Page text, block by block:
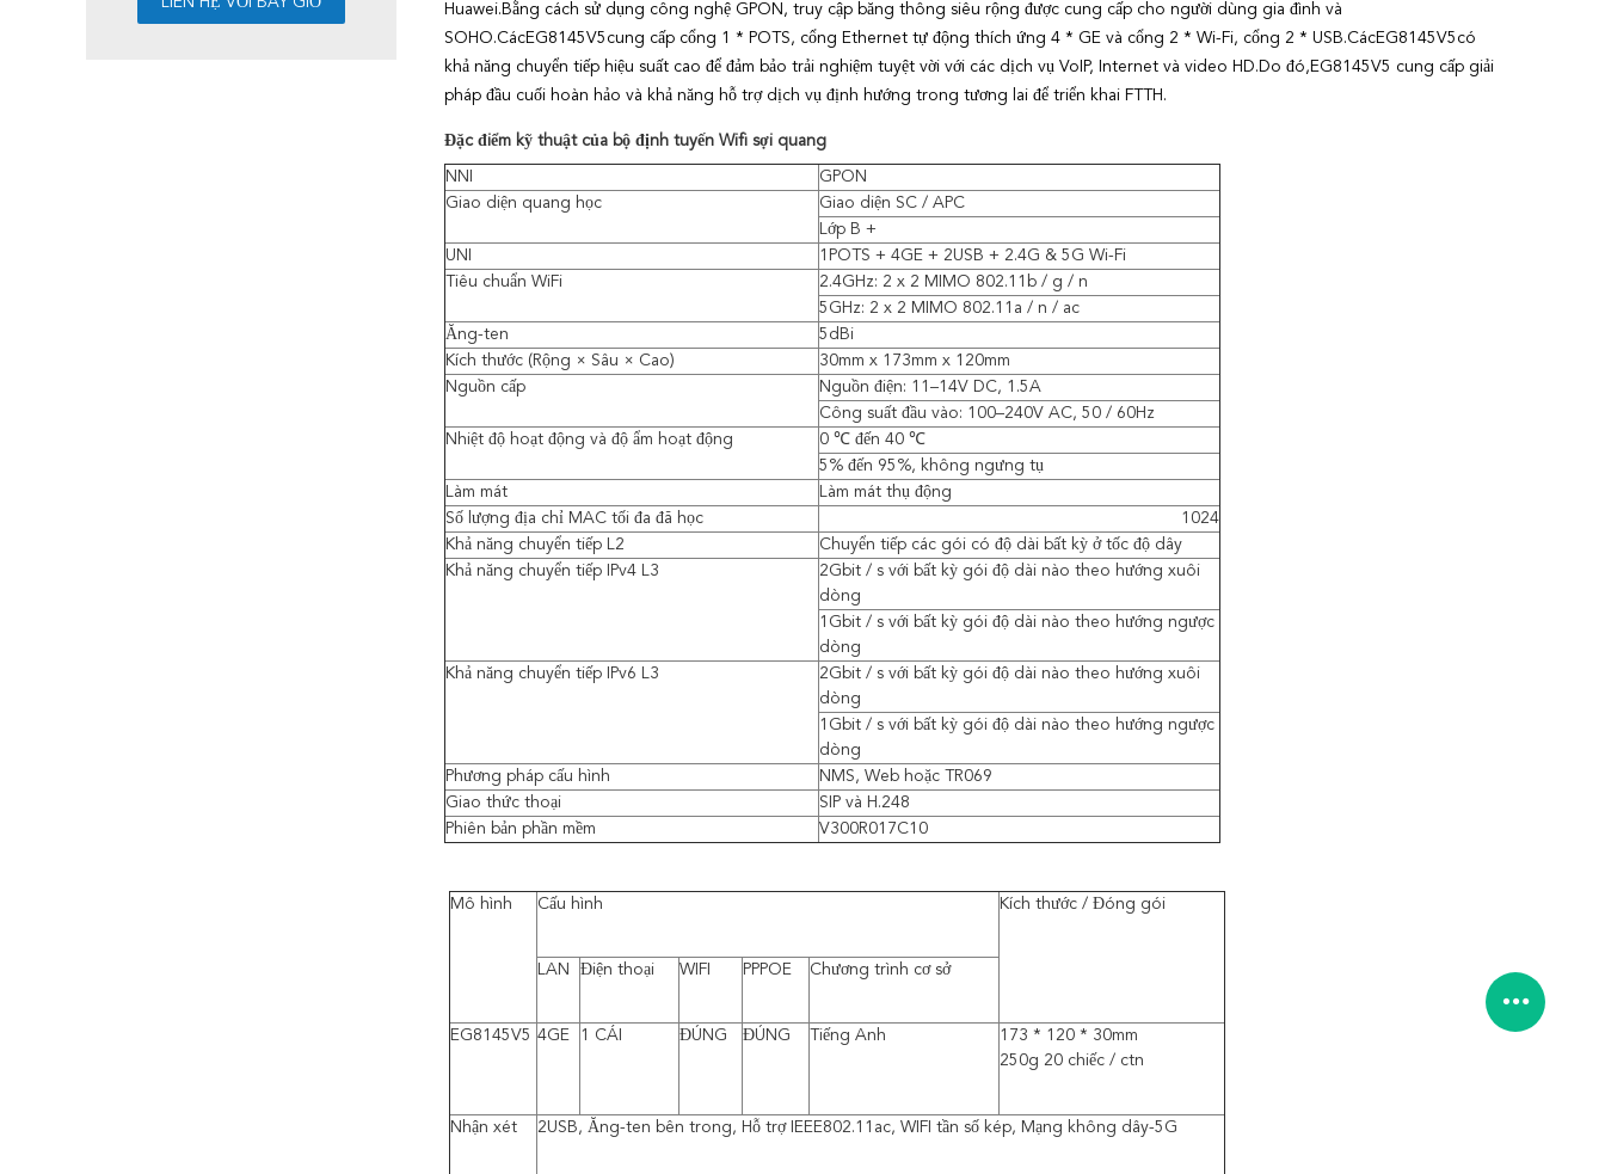
Huawei.Bằng cách sử dụng công nghệ GPON, truy cập băng thông siêu rộng được cung cấp cho người dùng gia đình và
SOHO.CácEG8145V5 cung cấp cổng 1 * POTS, cổng Ethernet tự động thích ứng 4 * GE và cổng 2 * Wi-Fi, cổng 2 * USB.CácEG8145V5 có
khả năng chuyển tiếp hiệu suất cao để đảm bảo trải nghiệm tuyệt vời với các dịch vụ VoIP, Internet và video HD.Do đó, EG8145V5 cung cấp giải
pháp đầu cuối hoàn hảo và khả năng hỗ trợ dịch vụ định hướng trong tương lai để triển khai FTTH.
Đặc điểm kỹ thuật của bộ định tuyến Wifi sợi quang
NNI
GPON
Giao diện quang học
Giao diện SC / APC
Lớp B +
UNI
1POTS + 4GE + 2USB + 2.4G & 5G Wi-Fi
Tiêu chuẩn WiFi
2.4GHz: 2 x 2 MIMO 802.11b / g / n
5GHz: 2 x 2 MIMO 802.11a / n / ac
Ăng-ten
5dBi
Kích thước (Rộng × Sâu × Cao)
30mm x 173mm x 120mm
Nguồn cấp
Nguồn điện: 11–14V DC, 1.5A
Công suất đầu vào: 100–240V AC, 50 / 60Hz
Nhiệt độ hoạt động và độ ẩm hoạt động
0 ℃ đến 40 ℃
5% đến 95%, không ngưng tụ
Làm mát
Làm mát thụ động
Số lượng địa chỉ MAC tối đa đã học
1024
Khả năng chuyển tiếp L2
Chuyển tiếp các gói có độ dài bất kỳ ở tốc độ dây
Khả năng chuyển tiếp IPv4 L3
2Gbit / s với bất kỳ gói độ dài nào theo hướng xuôi
dòng
1Gbit / s với bất kỳ gói độ dài nào theo hướng ngược
dòng
Khả năng chuyển tiếp IPv6 L3
2Gbit / s với bất kỳ gói độ dài nào theo hướng xuôi
dòng
1Gbit / s với bất kỳ gói độ dài nào theo hướng ngược
dòng
Phương pháp cấu hình
NMS, Web hoặc TR069
Giao thức thoại
SIP và H.248
Phiên bản phần mềm
V300R017C10
Mô hình Cấu hình Kích thước / Đóng gói
LAN Điện thoại WIFI PPPOE Chương trình cơ sở
EG8145V5 4GE 1 CÁI ĐÚNG ĐÚNG Tiếng Anh
173 * 120 * 30mm
250g 20 chiếc / ctn
Nhận xét 2USB, Ăng-ten bên trong, Hỗ trợ IEEE802.11ac, WIFI tần số kép, Mạng không dây-5G